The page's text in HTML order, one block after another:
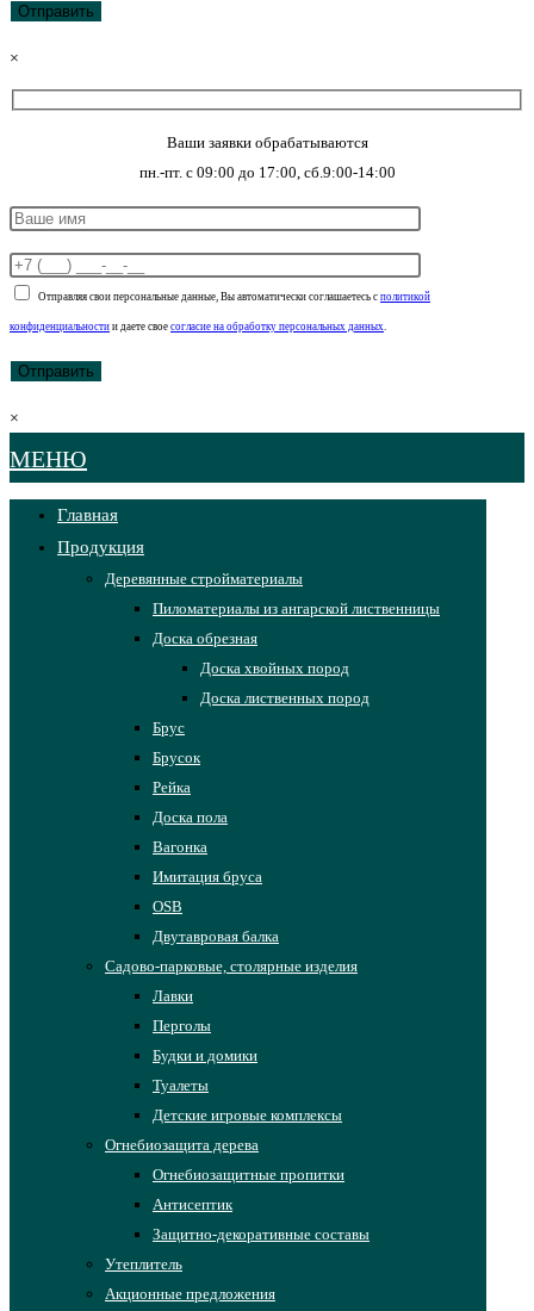
×
Ваши заявки обрабатываются
пн.-пт. с 09:00 до 17:00, сб.9:00-14:00
Отправляя свои персональные данные, Вы автоматически соглашаетесь с политикой
конфиденциальности и даете свое согласие на обработку персональных данных
×
МЕНЮ
Главная
Продукция
Деревянные стройматериалы
Пиломатериалы из ангарской лиственницы
Доска обрезная
Доска хвойных пород
Доска лиственных пород
Брус
Брусок
Рейка
Доска пола
Вагонка
Имитация бруса
OSB
Двутавровая балка
Садово-парковые, столярные изделия
Лавки
Перголы
Будки и домики
Туалеты
Детские игровые комплексы
Огнебиозащита дерева
Огнебиозащитные пропитки
Антисептик
Защитно-декоративные составы
Утеплитель
Акционные предложения